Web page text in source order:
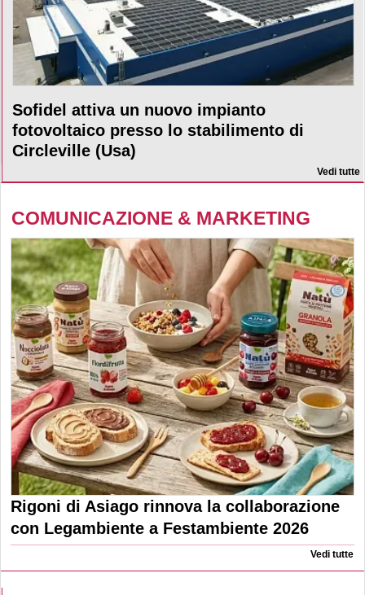
Sofidel attiva un nuovo impianto
fotovoltaico presso lo stabilimento di
Circleville (Usa)
Vedi tutte
COMUNICAZIONE & MARKETING
Rigoni di Asiago rinnova la collaborazione
con Legambiente a Festambiente 2026
Vedi tutte